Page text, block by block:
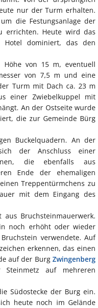
nur der Turm erhalten.
die Festungsanlage der
errichten. Heute wird das
Hotel dominiert, das den
von 15 m, eventuell
von 7,5 m und eine
Turm mit Dach ca. 23 m
einer Zwiebelkuppel mit
An der Ostseite wurde
die zur Gemeinde Bürg
Buckelquadern. An der
der Anschluss einer
die ebenfalls aus
Ende der ehemaligen
Treppentürmchens zu
mit dem Eingang des
Bruchsteinmauerwerk.
noch erhöht oder wieder
verwendete. Auf
erkennen, das einen
auf der Burg Zwingenberg
Steinmetz auf mehreren
Südostecke der Burg ein.
heute noch im Gelände